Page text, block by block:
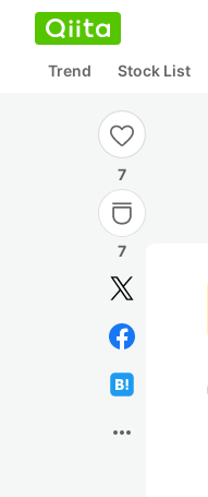
Trend Stock List
7
7
more_horiz